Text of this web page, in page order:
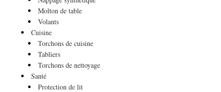
Molton de table
Volants
Cuisine
Torchons de cuisine
Tabliers
Torchons de nettoyage
Santé
Protection de lit